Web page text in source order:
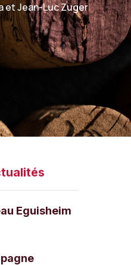
et Jean-Luc Zuger
Eguisheim